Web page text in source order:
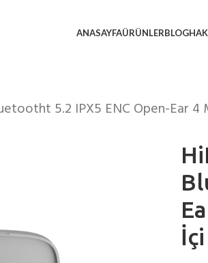
ANASAYFAÜRÜNLERBLOG
5.2 IPX5 ENC Open-Ear 4